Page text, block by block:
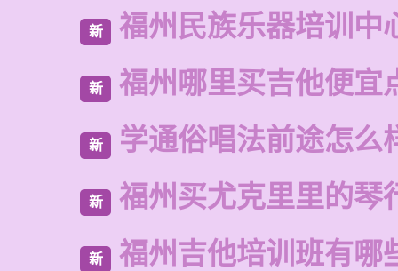
新 福州民族乐器培训中
新 福州哪里买吉他便宜
新 学通俗唱法前途怎么
新 福州买尤克里里的琴
新 福州吉他培训班有哪